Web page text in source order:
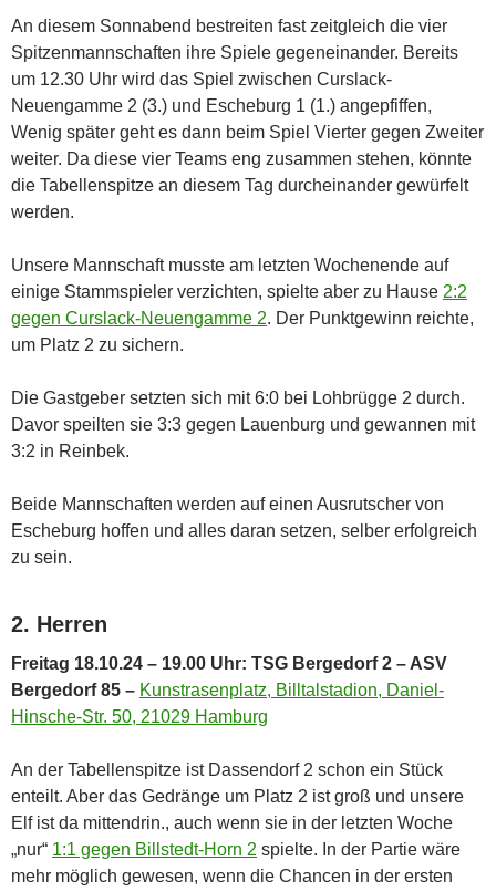
An diesem Sonnabend bestreiten fast zeitgleich die vier
Spitzenmannschaften ihre Spiele gegeneinander. Bereits
um 12.30 Uhr wird das Spiel zwischen Curslack-
Neuengamme 2 (3.) und Escheburg 1 (1.) angepfiffen,
Wenig später geht es dann beim Spiel Vierter gegen Zweiter
weiter. Da diese vier Teams eng zusammen stehen, könnte
die Tabellenspitze an diesem Tag durcheinander gewürfelt
werden.
Unsere Mannschaft musste am letzten Wochenende auf
einige Stammspieler verzichten, spielte aber zu Hause 2:2
gegen Curslack-Neuengamme 2. Der Punktgewinn reichte,
um Platz 2 zu sichern.
Die Gastgeber setzten sich mit 6:0 bei Lohbrügge 2 durch.
Davor speilten sie 3:3 gegen Lauenburg und gewannen mit
3:2 in Reinbek.
Beide Mannschaften werden auf einen Ausrutscher von
Escheburg hoffen und alles daran setzen, selber erfolgreich
zu sein.
2. Herren
Freitag 18.10.24 – 19.00 Uhr: TSG Bergedorf 2 – ASV
Bergedorf 85 – Kunstrasenplatz, Billtalstadion, Daniel-
Hinsche-Str. 50, 21029 Hamburg
An der Tabellenspitze ist Dassendorf 2 schon ein Stück
enteilt. Aber das Gedränge um Platz 2 ist groß und unsere
Elf ist da mittendrin., auch wenn sie in der letzten Woche
„nur“ 1:1 gegen Billstedt-Horn 2 spielte. In der Partie wäre
mehr möglich gewesen, wenn die Chancen in der ersten